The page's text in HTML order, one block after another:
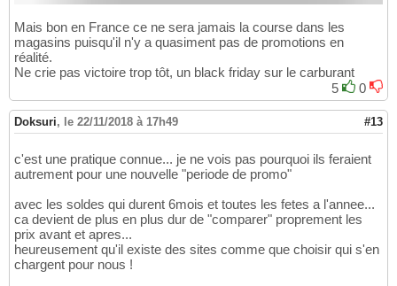
Mais bon en France ce ne sera jamais la course dans les
magasins puisqu'il n'y a quasiment pas de promotions en
réalité.
Ne crie pas victoire trop tôt, un black friday sur le carburant
5
0
Doksuri, le 22/11/2018 à 17h49 #13
c'est une pratique connue... je ne vois pas pourquoi ils feraient
autrement pour une nouvelle "periode de promo"
avec les soldes qui durent 6mois et toutes les fetes a l'annee...
ca devient de plus en plus dur de "comparer" proprement les
prix avant et apres...
heureusement qu'il existe des sites comme que choisir qui s'en
chargent pour nous !